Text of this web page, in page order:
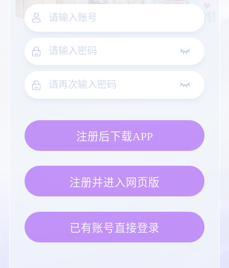
注册后下载APP
注册并进入网页版
已有账号直接登录